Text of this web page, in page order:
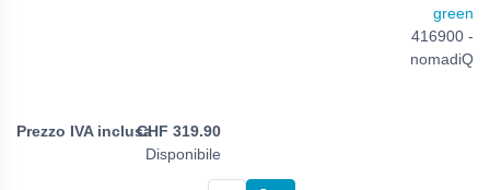
green
416900 -
nomadiQ
CHF 319.90
Disponibile